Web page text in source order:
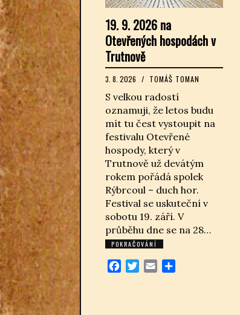
19. 9. 2026 na
Otevřených hospodách v
Trutnově
3. 8. 2026 / TOMÁŠ TOMAN
S velkou radostí
oznamuji, že letos budu
mít tu čest vystoupit na
festivalu Otevřené
hospody, který v
Trutnově už devátým
rokem pořádá spolek
Rýbrcoul – duch hor.
Festival se uskuteční v
sobotu 19. září. V
průběhu dne se na 28…
POKRAČOVÁNÍ
Facebook
Twitter
Email